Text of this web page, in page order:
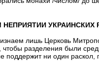
УКРАИНСКИХ
лишь Церковь
разделения были
поддержит ни один раскол,